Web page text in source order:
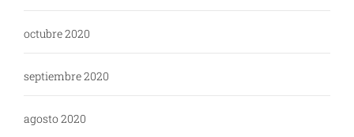
octubre 2020
septiembre 2020
agosto 2020